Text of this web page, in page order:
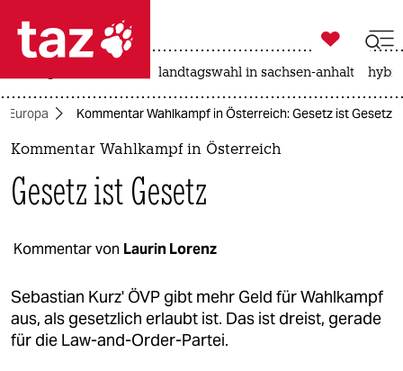
 taz zahl ich
taz zahl ich
politik
öko
gesellschaft
kultur

taz zahl ich
landtagswahl in sachsen-anhalt
Europa Kommentar Wahlkampf in Österreich: Gesetz ist Gesetz
Kommentar Wahlkampf in Österreich
Gesetz ist Gesetz
Kommentar von Laurin Lorenz
Sebastian Kurz' ÖVP gibt mehr Geld für Wahlkampf
aus, als gesetzlich erlaubt ist. Das ist dreist, gerade
für die Law-and-Order-Partei.